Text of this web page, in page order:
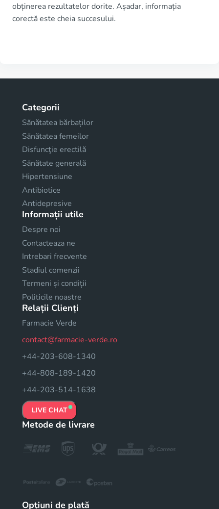
obținerea rezultatelor dorite. Așadar, informația
corectă este cheia succesului.
Categorii
Sănătatea bărbaților
Sănătatea femeilor
Disfuncţie erectilă
Sănătate generală
Hipertensiune
Antibiotice
Antidepresive
Informații utile
Despre noi
Contacteaza ne
Intrebari frecvente
Stadiul comenzii
Termeni și condiții
Politicile noastre
Relații Clienți
Farmacie Verde
contact@farmacie-verde.ro
+44-203-608-1340
+44-808-189-1420
+44-203-514-1638
LIVE CHAT
Metode de livrare
Opțiuni de plată